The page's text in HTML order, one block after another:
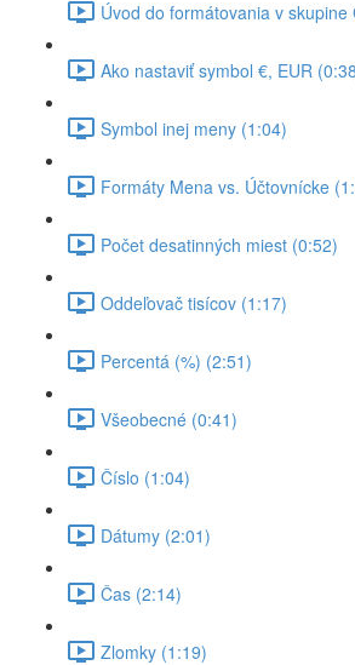
Úvod do formátovania v skupine
Ako nastaviť symbol €, EUR
Symbol inej meny (1:04)
Formáty Mena vs. Účtovnícke
Počet desatinných miest (0:52)
Oddeľovač tisícov (1:17)
Percentá (%) (2:51)
Všeobecné (0:41)
Číslo (1:04)
Dátumy (2:01)
Čas (2:14)
Zlomky (1:19)